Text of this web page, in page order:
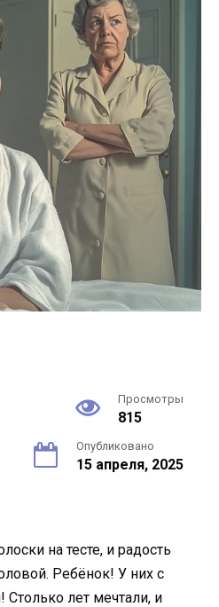
Просмотры
815
Опубликовано
15 апреля, 2025
на тесте, и радость
Ребёнок! У них с
лет мечтали, и